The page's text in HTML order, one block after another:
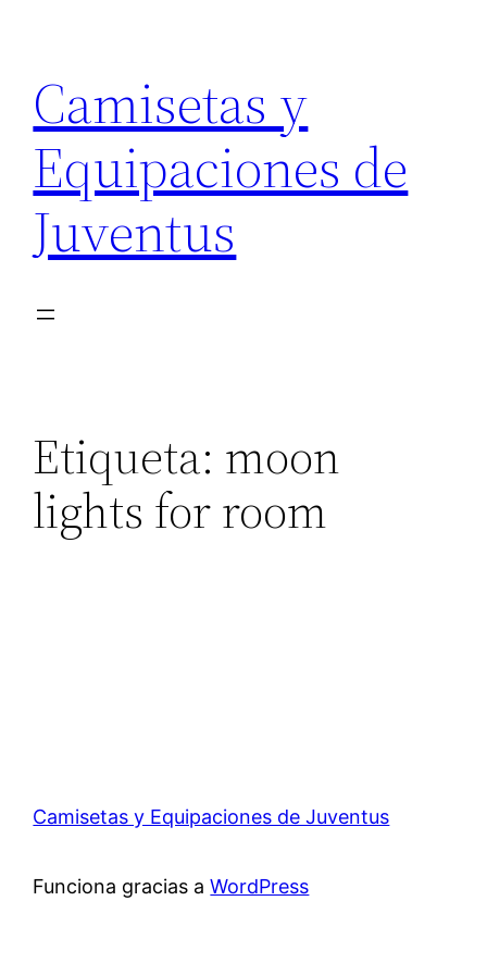
contenido
Camisetas y
Equipaciones de
Juventus
Etiqueta: moon
lights for room
Camisetas y Equipaciones de Juventus
Funciona gracias aWordPress